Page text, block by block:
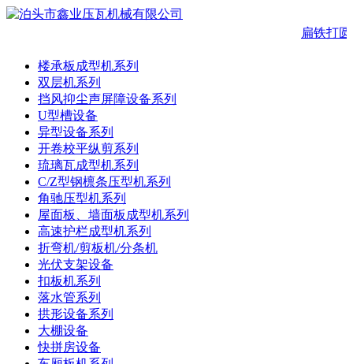
扁铁打圆
楼承板成型机系列
双层机系列
挡风抑尘声屏障设备系列
U型槽设备
异型设备系列
开卷校平纵剪系列
琉璃瓦成型机系列
C/Z型钢檩条压型机系列
角驰压型机系列
屋面板、墙面板成型机系列
高速护栏成型机系列
折弯机/剪板机/分条机
光伏支架设备
扣板机系列
落水管系列
拱形设备系列
大棚设备
快拼房设备